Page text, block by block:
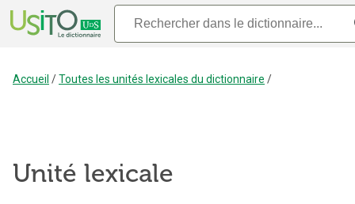
Accueil /Toutes les unités lexicales du dictionnaire /
Unité lexicale